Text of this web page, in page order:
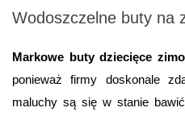
Wodoszczelne buty na
Markowe buty dziecięce
ponieważ firmy doskonale
maluchy są się w stanie